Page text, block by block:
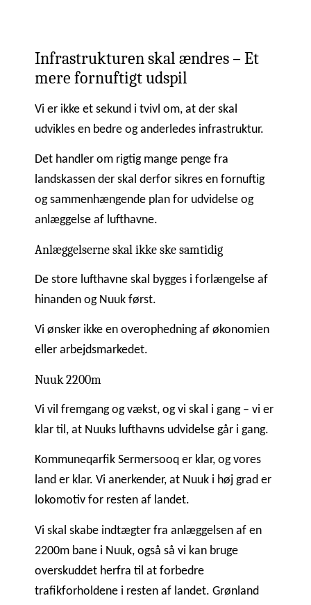
Infrastrukturen skal ændres – Et
mere fornuftigt udspil
Vi er ikke et sekund i tvivl om, at der skal
udvikles en bedre og anderledes infrastruktur.
Det handler om rigtig mange penge fra
landskassen der skal derfor sikres en fornuftig
og sammenhængende plan for udvidelse og
anlæggelse af lufthavne.
Anlæggelserne skal ikke ske samtidig
De store lufthavne skal bygges i forlængelse af
hinanden og Nuuk først.
Vi ønsker ikke en overophedning af økonomien
eller arbejdsmarkedet.
Nuuk 2200m
Vi vil fremgang og vækst, og vi skal i gang – vi er
klar til, at Nuuks lufthavns udvidelse går i gang.
Kommuneqarfik Sermersooq er klar, og vores
land er klar. Vi anerkender, at Nuuk i høj grad er
lokomotiv for resten af landet.
Vi skal skabe indtægter fra anlæggelsen af en
2200m bane i Nuuk, også så vi kan bruge
overskuddet herfra til at forbedre
trafikforholdene i resten af landet. Grønland